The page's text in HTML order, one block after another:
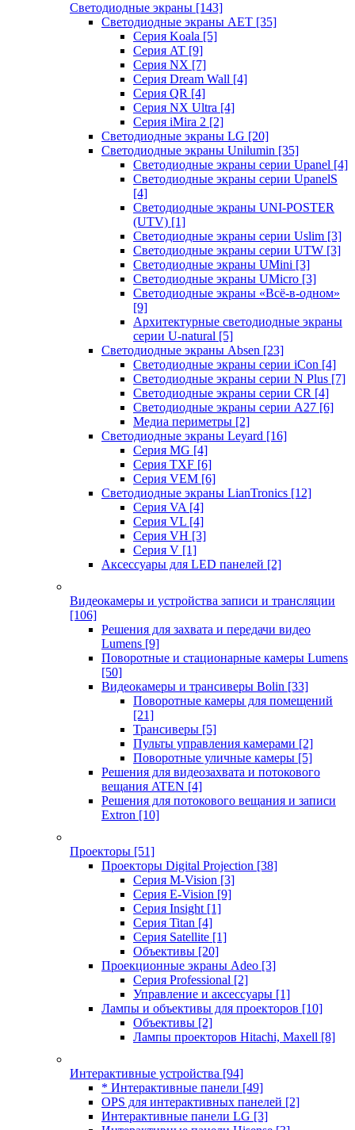
Светодиодные экраны [143]
Светодиодные экраны AET [35]
Cерия Koala [5]
Серия AT [9]
Серия NX [7]
Серия Dream Wall [4]
Серия QR [4]
Серия NX Ultra [4]
Серия iMira 2 [2]
Светодиодные экраны LG [20]
Светодиодные экраны Unilumin [35]
Светодиодные экраны серии Upanel [4]
Светодиодные экраны серии UpanelS
[4]
Светодиодные экраны UNI-POSTER
(UTV) [1]
Светодиодные экраны серии Uslim [3]
Светодиодные экраны серии UTW [3]
Светодиодные экраны UMini [3]
Светодиодные экраны UMicro [3]
Светодиодные экраны «Всё-в-одном»
[9]
Архитектурные светодиодные экраны
серии U-natural [5]
Светодиодные экраны Absen [23]
Светодиодные экраны серии iCon [4]
Светодиодные экраны серии N Plus [7]
Светодиодные экраны серии CR [4]
Светодиодные экраны серии А27 [6]
Медиа периметры [2]
Светодиодные экраны Leyard [16]
Серия MG [4]
Серия TXF [6]
Серия VEM [6]
Светодиодные экраны LianTronics [12]
Серия VA [4]
Серия VL [4]
Серия VH [3]
Серия V [1]
Аксессуары для LED панелей [2]
Видеокамеры и устройства записи и трансляции
[106]
Решения для захвата и передачи видео
Lumens [9]
Поворотные и стационарные камеры Lumens
[50]
Видеокамеры и трансиверы Bolin [33]
Поворотные камеры для помещений
[21]
Трансиверы [5]
Пульты управления камерами [2]
Поворотные уличные камеры [5]
Решения для видеозахвата и потокового
вещания ATEN [4]
Решения для потокового вещания и записи
Extron [10]
Проекторы [51]
Проекторы Digital Projection [38]
Серия M-Vision [3]
Серия E-Vision [9]
Серия Insight [1]
Серия Titan [4]
Серия Satellite [1]
Объективы [20]
Проекционные экраны Adeo [3]
Серия Professional [2]
Управление и аксессуары [1]
Лампы и объективы для проекторов [10]
Объективы [2]
Лампы проекторов Hitachi, Maxell [8]
Интерактивные устройства [94]
* Интерактивные панели [49]
OPS для интерактивных панелей [2]
Интерактивные панели LG [3]